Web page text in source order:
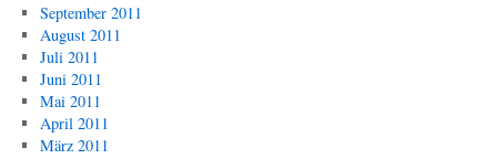
September 2011
August 2011
Juli 2011
Juni 2011
Mai 2011
April 2011
März 2011